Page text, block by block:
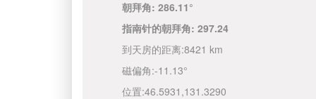
朝拜角: 286.11°
指南针的朝拜角: 297.24
到天房的距离:8421 km
磁偏角:-11.13°
位置:46.5931 ,131.3290